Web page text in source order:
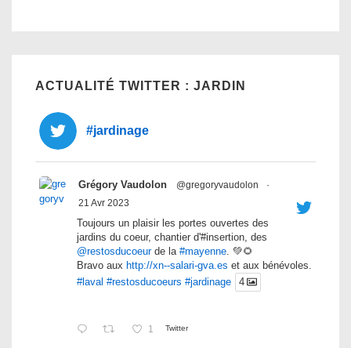
ACTUALITÉ TWITTER : JARDIN
#jardinage
Grégory Vaudolon @gregoryvaudolon
·
21 Avr 2023
Toujours un plaisir les portes ouvertes des
jardins du coeur, chantier d'#insertion, des
@restosducoeurde la #mayenne. 💚🌻
Bravo aux http://xn--salari-gva.es et aux bénévoles.
#laval #restosducoeurs #jardinage 4
1 Twitter